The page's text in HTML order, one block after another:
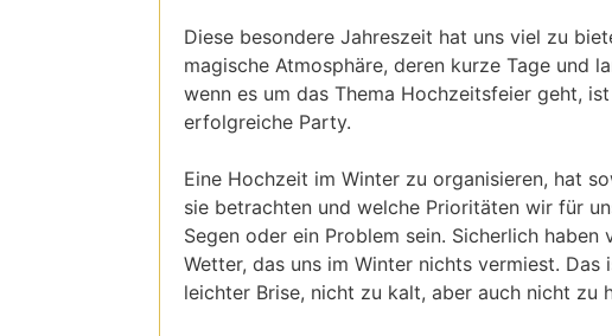
Diese besondere Jahreszeit hat uns viel zu
magische Atmosphäre, deren kurze Tage und
wenn es um das Thema Hochzeitsfeier geht,
erfolgreiche Party.
Eine Hochzeit im Winter zu organisieren, hat
sie betrachten und welche Prioritäten wir für
Segen oder ein Problem sein. Sicherlich
Wetter, das uns im Winter nichts vermiest.
leichter Brise, nicht zu kalt, aber auch nicht zu